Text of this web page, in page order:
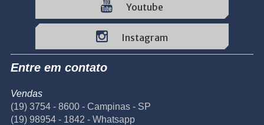
Youtube
Instagram
Entre em contato
Vendas
(19) 3754 - 8600 - Campinas - SP
(19) 98954 - 1842 - Whatsapp